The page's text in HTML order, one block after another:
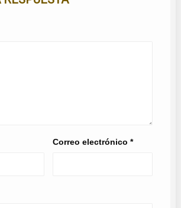
Correo electrónico*